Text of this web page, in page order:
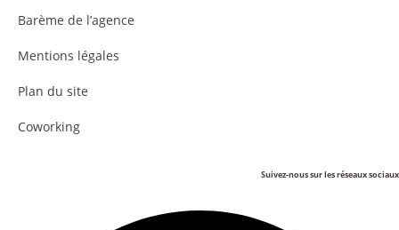
Barème de l’agence
Mentions légales
Plan du site
Coworking
Suivez-nous sur les réseaux sociaux